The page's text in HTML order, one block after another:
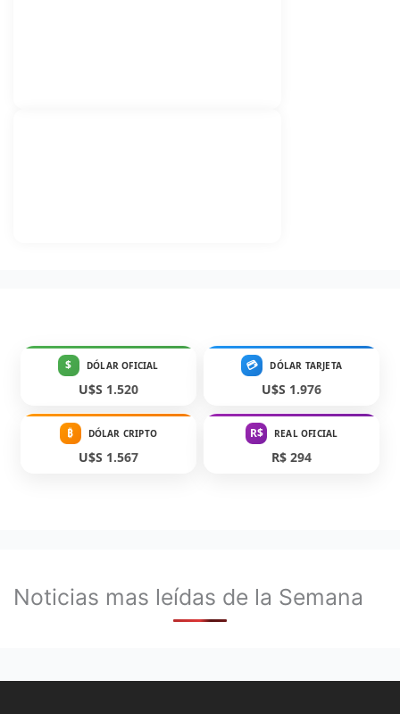
$ DÓLAR OFICIAL
U$S 1.520
💳 DÓLAR TARJETA
U$S 1.976
₿ DÓLAR CRIPTO
U$S 1.567
R$ REAL OFICIAL
R$ 294
Noticias mas leídas de la Semana